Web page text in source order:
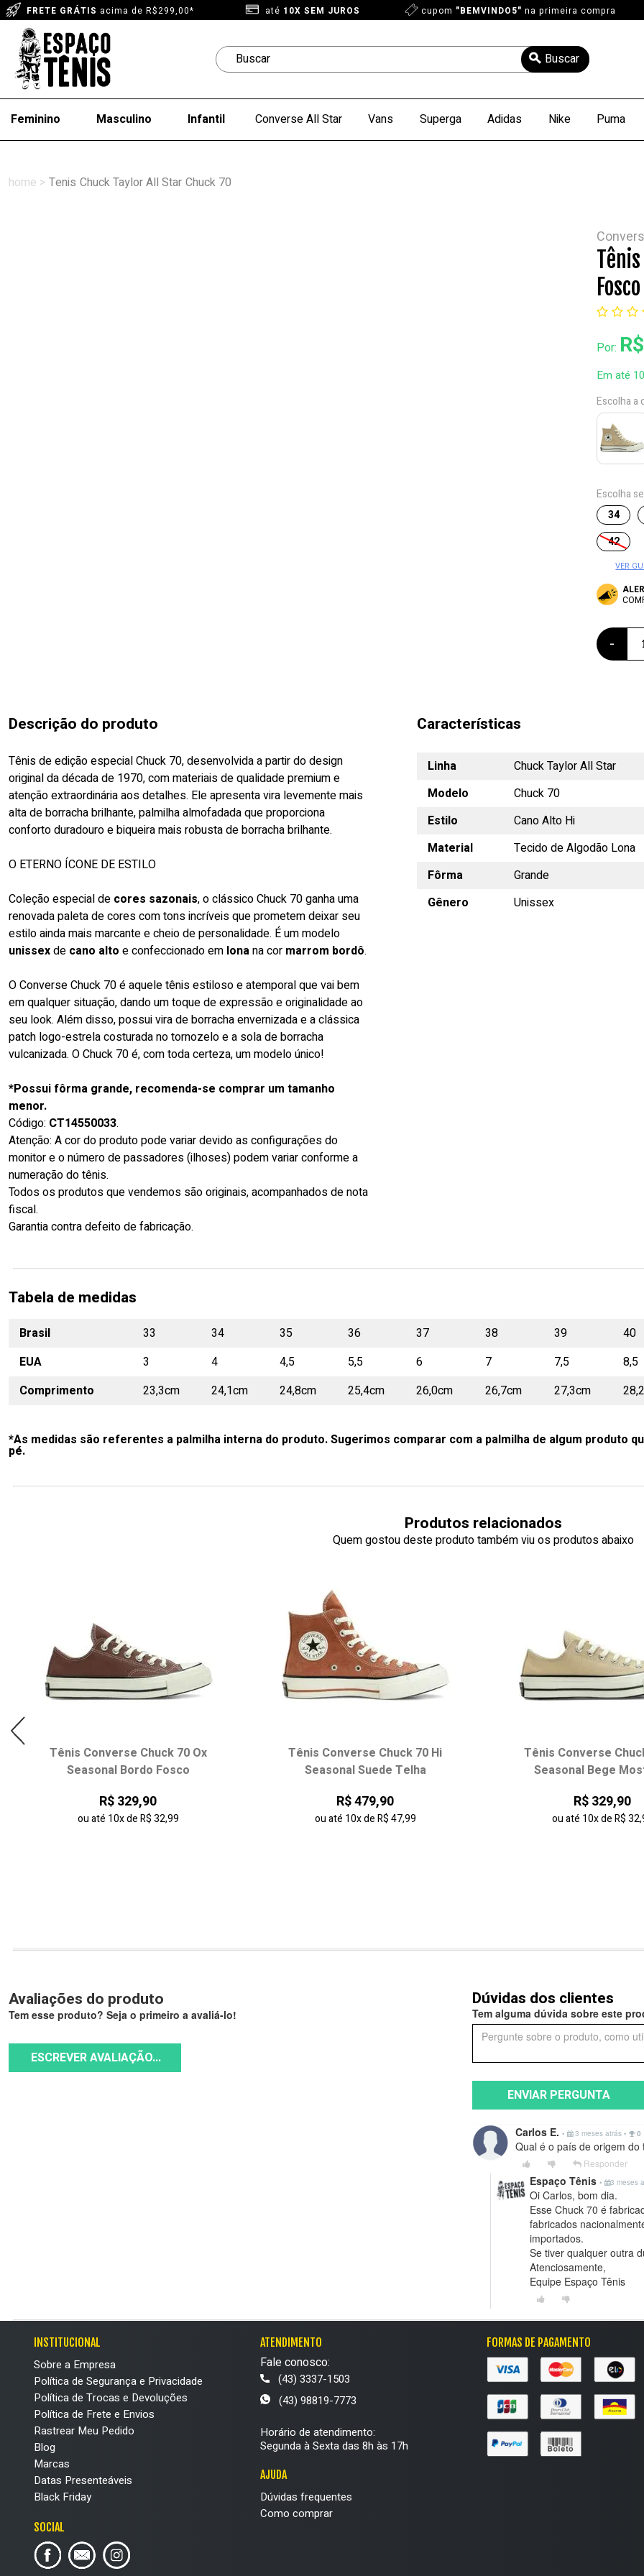
FRETE GRÁTIS acima de R$299,00* até 10X SEM JUROS cupom "BEMVINDO5" na primeira compra
Feminino Masculino Infantil Converse All Star Vans Superga Adidas Nike Puma
Tenis Chuck Taylor All Star Chuck 70
Fosco
Por:
Em até
Escolha a
Escolha
34
42
VER
-
Descrição do produto
Tênis de edição especial Chuck 70, desenvolvida a partir do design
original da década de 1970, com materiais de qualidade premium e
atenção extraordinária aos detalhes. Ele apresenta vira levemente mais
alta de borracha brilhante, palmilha almofadada que proporciona
conforto duradouro e biqueira mais robusta de borracha brilhante.
O ETERNO ÍCONE DE ESTILO
Coleção especial de cores sazonais, o clássico Chuck 70 ganha uma
renovada paleta de cores com tons incríveis que prometem deixar seu
estilo ainda mais marcante e cheio de personalidade. É um modelo
unissexde cano alto e confeccionado em lonana cor marrom bordô.
O Converse Chuck 70 é aquele tênis estiloso e atemporal que vai bem
em qualquer situação, dando um toque de expressão e originalidade ao
seu look. Além disso, possui vira de borracha envernizada e a clássica
patch logo-estrela costurada no tornozelo e a sola de borracha
vulcanizada. O Chuck 70 é, com toda certeza, um modelo único!
*Possui fôrma grande, recomenda-se comprar um tamanho
menor.
Código: CT14550033.
Atenção: A cor do produto pode variar devido as configurações do
monitor e o número de passadores (ilhoses) podem variar conforme a
numeração do tênis.
Todos os produtos que vendemos são originais, acompanhados de nota
fiscal.
Garantia contra defeito de fabricação.
Características
Linha
Chuck Taylor All Star
Modelo
Chuck 70
Estilo
Cano Alto Hi
Material
Tecido de Algodão Lona
Fôrma
Grande
Gênero
Unissex
Tabela de medidas
Brasil 33 34 35 36 37 38 39
40
EUA
3 4 4,5 5,5 6 7 7,5
8,5
Comprimento
23,3cm 24,1cm 24,8cm 25,4cm 26,0cm 26,7cm 27,3cm
*As medidas são referentes a palmilha interna do produto. Sugerimos comparar com a palmilha de algum produto
pé.
Produtos relacionados
Quem gostou deste produto também viu os produtos abaixo
Tênis Converse Chuck 70 Ox
Seasonal Bordo Fosco
R$ 329,90
ou até 10xdeR$ 32,99
Tênis Converse Chuck 70 Hi
Seasonal Suede Telha
R$ 479,90
ou até 10xdeR$ 47,99
Tênis Converse
Seasonal Bege
R$ 329,90
ou até 10xdeR$
Avaliações do produto
Tem esse produto? Seja o primeiro a avaliá-lo!
ESCREVER AVALIAÇÃO...
Dúvidas dos clientes
Tem alguma dúvida sobre este
ENVIAR PERGUNTA
Carlos E. • 3 meses atrás • 0
Qual é o país de origem do
Responder
Espaço Tênis • 3 meses
Oi Carlos, bom dia.
Esse Chuck 70 é
fabricados
importados.
Se tiver qualquer outra
Atenciosamente,
Equipe Espaço Tênis
INSTITUCIONAL
Sobre a Empresa
Política de Segurança e Privacidade
Política de Trocas e Devoluções
Política de Frete e Envios
Rastrear Meu Pedido
Blog
Marcas
Datas Presenteáveis
Black Friday
SOCIAL
ATENDIMENTO
Fale conosco:
(43) 3337-1503
(43) 98819-7773
Horário de atendimento:
Segunda à Sexta das 8h às 17h
AJUDA
Dúvidas frequentes
Como comprar
FORMAS DE PAGAMENTO